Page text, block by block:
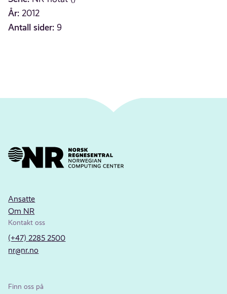
År: 2012
Antall sider: 9
Ansatte
Om NR
Kontakt oss
(+47) 2285 2500
nr@nr.no
Finn oss på